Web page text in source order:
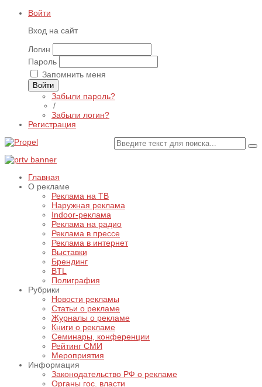
Войти
Вход на сайт
Логин
Пароль
Запомнить меня
Войти
Забыли пароль?
/
Забыли логин?
Регистрация
Главная
О рекламе
Реклама на ТВ
Наружная реклама
Indoor-реклама
Реклама на радио
Реклама в прессе
Реклама в интернет
Выставки
Брендинг
BTL
Полиграфия
Рубрики
Новости рекламы
Статьи о рекламе
Журналы о рекламе
Книги о рекламе
Семинары, конференции
Рейтинг СМИ
Мероприятия
Информация
Законодательство РФ о рекламе
Органы гос. власти